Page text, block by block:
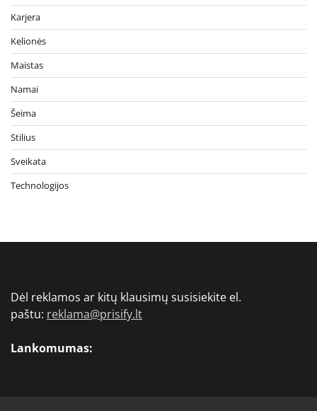
Karjera
Kelionės
Maistas
Namai
Šeima
Stilius
Sveikata
Technologijos
Dėl reklamos ar kitų klausimų susisiekite el.
paštu: reklama@prisify.lt
Lankomumas: